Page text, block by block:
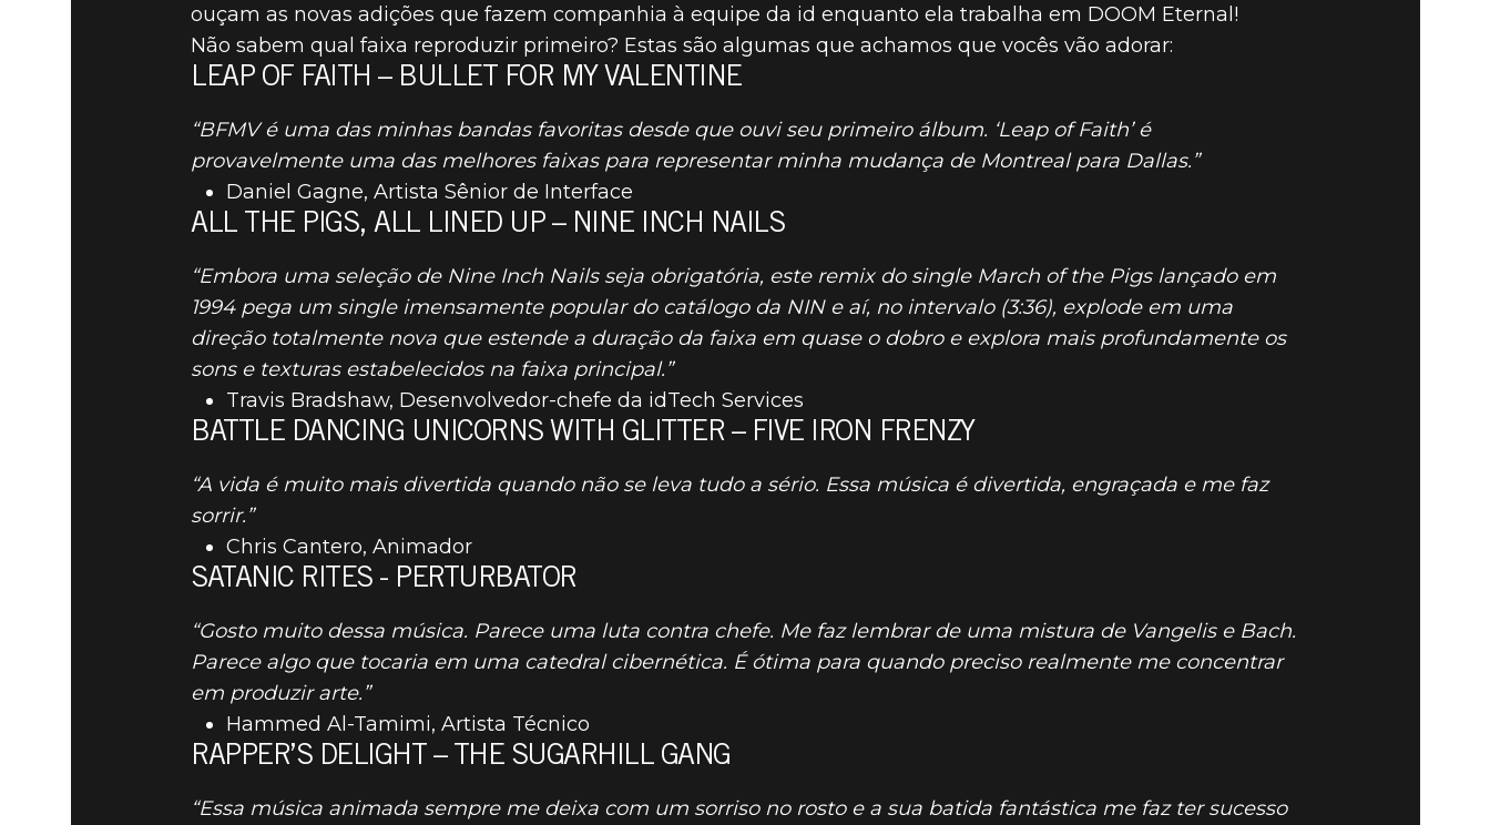
DOOM® Eternal 02 de julho de 2019
SUA PLAYLIST DE DOOMSPIRAÇÃO
DE JULHO
ouçam as novas adições que fazem companhia à equipe da id enquanto ela trabalha em DOOM Eternal!
Não sabem qual faixa reproduzir primeiro? Estas são algumas que achamos que vocês vão adorar:
LEAP OF FAITH – BULLET FOR MY VALENTINE
“BFMV é uma das minhas bandas favoritas desde que ouvi seu primeiro álbum. ‘Leap of Faith’ é
provavelmente uma das melhores faixas para representar minha mudança de Montreal para Dallas.”
Daniel Gagne, Artista Sênior de Interface
ALL THE PIGS, ALL LINED UP – NINE INCH NAILS
“Embora uma seleção de Nine Inch Nails seja obrigatória, este remix do single March of the Pigs lançado em
1994 pega um single imensamente popular do catálogo da NIN e aí, no intervalo (3:36), explode em uma
direção totalmente nova que estende a duração da faixa em quase o dobro e explora mais profundamente os
sons e texturas estabelecidos na faixa principal.”
Travis Bradshaw, Desenvolvedor-chefe da idTech Services
BATTLE DANCING UNICORNS WITH GLITTER – FIVE IRON FRENZY
“A vida é muito mais divertida quando não se leva tudo a sério. Essa música é divertida, engraçada e me faz
sorrir.”
Chris Cantero, Animador
SATANIC RITES - PERTURBATOR
“Gosto muito dessa música. Parece uma luta contra chefe. Me faz lembrar de uma mistura de Vangelis e Bach.
Parece algo que tocaria em uma catedral cibernética. É ótima para quando preciso realmente me concentrar
em produzir arte.”
Hammed Al-Tamimi, Artista Técnico
RAPPER’S DELIGHT – THE SUGARHILL GANG
“Essa música animada sempre me deixa com um sorriso no rosto e a sua batida fantástica me faz ter sucesso